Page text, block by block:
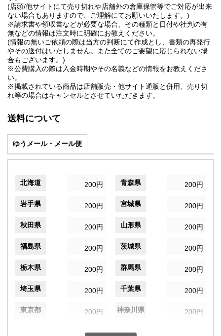
(店頭/他サイトにて売り切れや店舗外の倉庫保管等でご対応が出来
ない場合もありますので、ご理解にてお願いいたします。)
※請求書や領収書などが必要な場合、その種類と日付や社判の有
無などの情報は注文時に明確にお教えください。
(情報の無いご依頼の際は当方の判断にて作成とし、書類の再発行
やその送付はいたしません。また全てのご要望に応じられない場
合もございます。)
※公費購入の際は入金時期やその名義などの情報をお教えくださ
い。
※掲載されている商品は店舗販売・他サイト通販と併用、売り切
れ等の場合はキャンセルとさせていただきます。
送料について
ゆうメール・メール便
北海道 200円 青森県 200円
岩手県 200円 宮城県 200円
秋田県 200円 山形県 200円
福島県 200円 茨城県 200円
栃木県 200円 群馬県 200円
埼玉県 200円 千葉県 200円
東京都 200円 神奈川県 200円
200円 富山県